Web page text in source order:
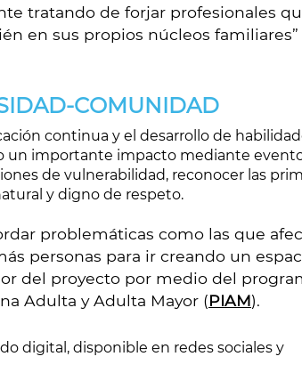
tratando de forjar profesionales
en sus propios núcleos familiares”
COMUNIDAD
continua y el desarrollo de
un importante impacto mediante
de vulnerabilidad, reconocer las
y digno de respeto.
problemáticas como las que
personas para ir creando un
del proyecto por medio del
Adulta y Adulta Mayor (PIAM).
digital, disponible en redes sociales y